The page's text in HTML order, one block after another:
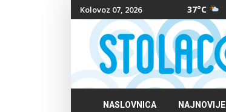
Kolovoz 07, 2026 37°C
NASLOVNICA NAJNOVIJE